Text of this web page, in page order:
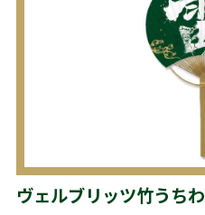
ヴェルブリッツ竹うちわ